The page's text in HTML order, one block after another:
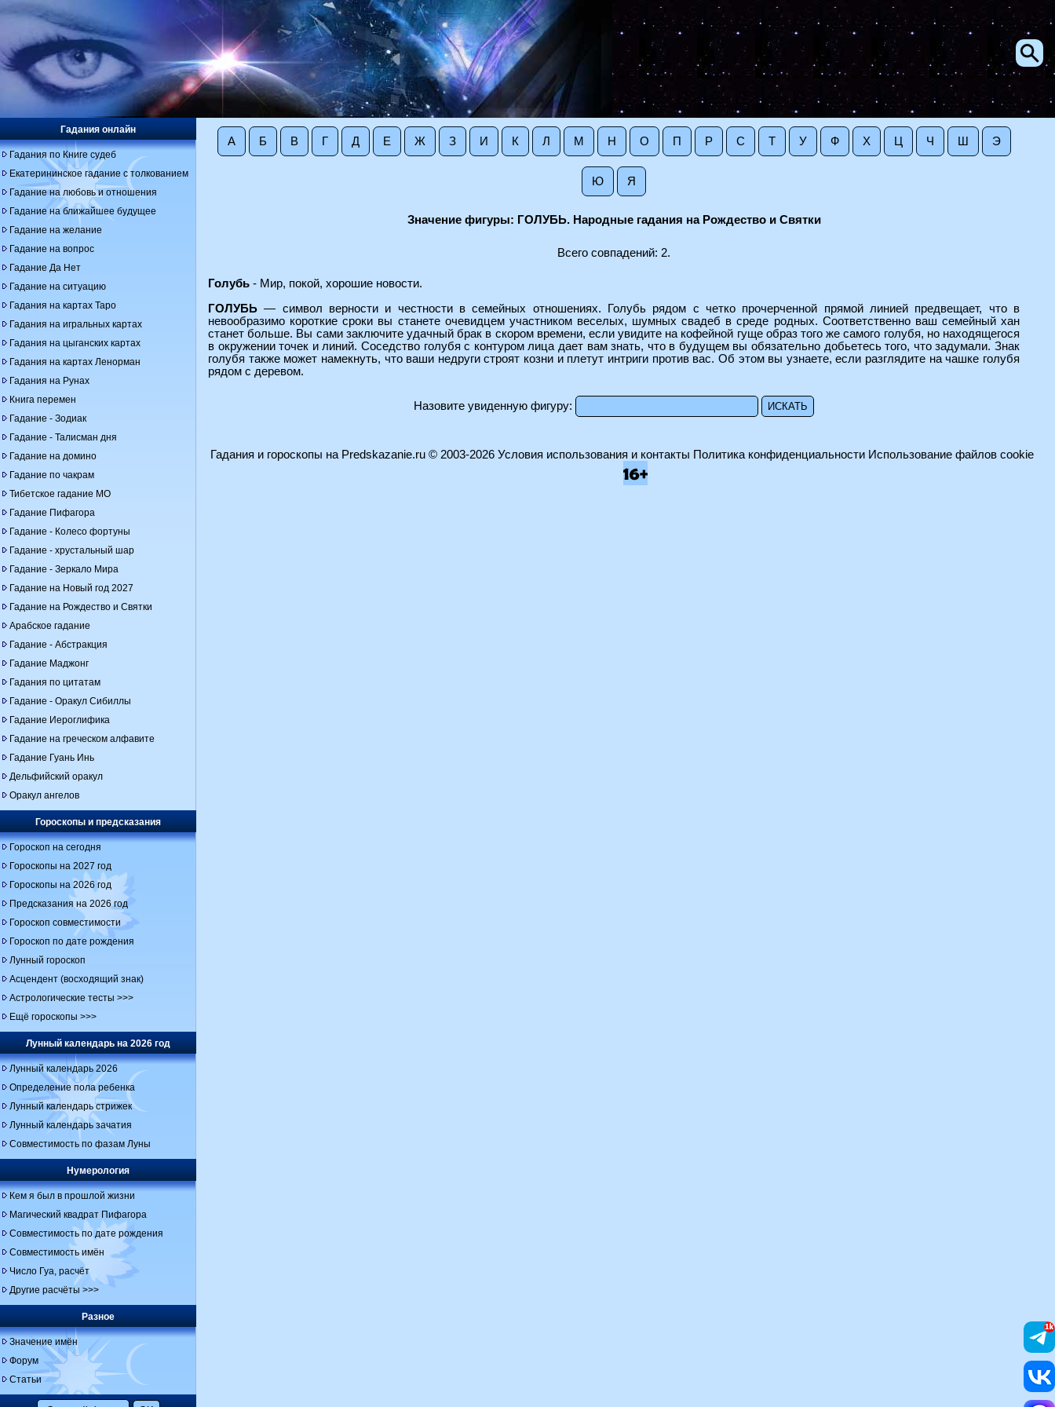
А Б В Г Д Е Ж З И К Л М Н О П Р С Т У Ф Х Ц Ч Ш Э
Ю Я
Значение фигуры: ГОЛУБЬ. Народные гадания на Рождество и Святки
Всего совпадений: 2.
Голубь - Мир, покой, хорошие новости.
ГОЛУБЬ — символ верности и честности в семейных отношениях. Голубь рядом с четко прочерченной прямой линией предвещает, что в
невообразимо короткие сроки вы станете очевидцем участником веселых, шумных свадеб в среде родных. Соответственно ваш семейный хан
станет больше. Вы сами заключите удачный брак в скором времени, если увидите на кофейной гуще образ того же самого голубя, но находящегося
в окружении точек и линий. Соседство голубя с контуром лица дает вам знать, что в будущем вы обязательно добьетесь того, что задумали. Знак
голубя также может намекнуть, что ваши недруги строят козни и плетут интриги против вас. Об этом вы узнаете, если разглядите на чашке голубя
рядом с деревом.
Назовите увиденную фигуру:
Гадания онлайн
Гадания по Книге судеб
Екатерининское гадание с толкованием
Гадание на любовь и отношения
Гадание на ближайшее будущее
Гадание на желание
Гадание на вопрос
Гадание Да Нет
Гадание на ситуацию
Гадания на картах Таро
Гадания на игральных картах
Гадания на цыганских картах
Гадания на картах Ленорман
Гадания на Рунах
Книга перемен
Гадание - Зодиак
Гадание - Талисман дня
Гадание на домино
Гадание по чакрам
Тибетское гадание МО
Гадание Пифагора
Гадание - Колесо фортуны
Гадание - хрустальный шар
Гадание - Зеркало Мира
Гадание на Новый год 2027
Гадание на Рождество и Святки
Арабское гадание
Гадание - Абстракция
Гадание Маджонг
Гадания по цитатам
Гадание - Оракул Сибиллы
Гадание Иероглифика
Гадание на греческом алфавите
Гадание Гуань Инь
Дельфийский оракул
Оракул ангелов
Гороскопы и предсказания
Гороскоп на сегодня
Гороскопы на 2027 год
Гороскопы на 2026 год
Предсказания на 2026 год
Гороскоп совместимости
Гороскоп по дате рождения
Лунный гороскоп
Асцендент (восходящий знак)
Астрологические тесты >>>
Ещё гороскопы >>>
Лунный календарь на 2026 год
Лунный календарь 2026
Определение пола ребенка
Лунный календарь стрижек
Лунный календарь зачатия
Совместимость по фазам Луны
Нумерология
Кем я был в прошлой жизни
Магический квадрат Пифагора
Совместимость по дате рождения
Совместимость имён
Число Гуа, расчёт
Другие расчёты >>>
Разное
Значение имён
Форум
Статьи
Гадания и гороскопы на Predskazanie.ru© 2003-2026 Условия использования и контакты Политика конфиденциальности Использование файлов cookie